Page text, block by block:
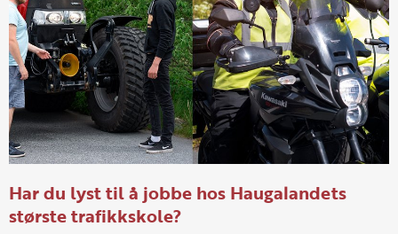
Har du lyst til å jobbe hos Haugalandets
største trafikkskole?